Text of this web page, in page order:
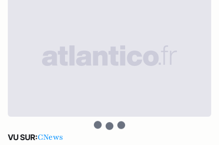
VU SUR:CNews